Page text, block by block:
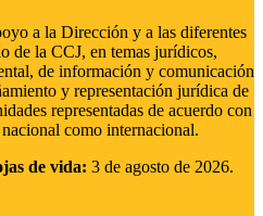
a la Dirección y a las diferentes
de la CCJ, en temas jurídicos,
de información y comunicación
y representación jurídica de
representadas de acuerdo con
como internacional.
de vida: 3 de agosto de 2026.